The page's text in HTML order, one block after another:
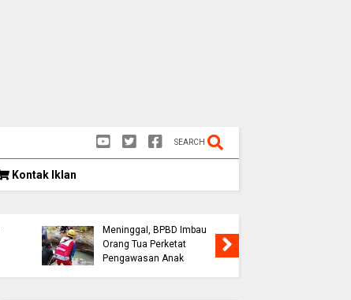
SEARCH
Kontak Iklan
Meninggal, BPBD Imbau
Orang Tua Perketat
Pengawasan Anak